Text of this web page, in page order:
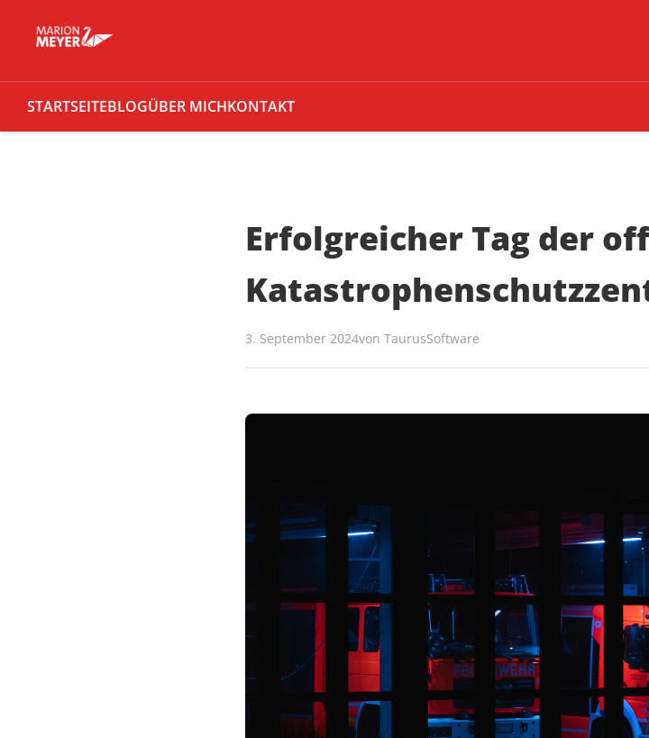
STARTSEITEBLOGÜBER MICHKONTAKT
Erfolgreicher Tag der
3. September 2024von TaurusSoftware